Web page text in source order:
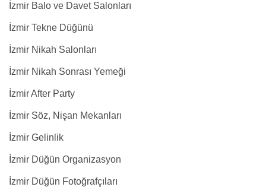
İzmir Balo ve Davet Salonları
İzmir Tekne Düğünü
İzmir Nikah Salonları
İzmir Nikah Sonrası Yemeği
İzmir After Party
İzmir Söz, Nişan Mekanları
İzmir Gelinlik
İzmir Düğün Organizasyon
İzmir Düğün Fotoğrafçıları